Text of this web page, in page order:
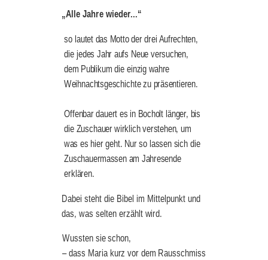
„Alle Jahre wieder...“
so lautet das Motto der drei Aufrechten,
die jedes Jahr aufs Neue versuchen,
dem Publikum die einzig wahre
Weihnachtsgeschichte zu präsentieren.
Offenbar dauert es in Bocholt länger, bis
die Zuschauer wirklich verstehen, um
was es hier geht. Nur so lassen sich die
Zuschauermassen am Jahresende
erklären.
Dabei steht die Bibel im Mittelpunkt und
das, was selten erzählt wird.
Wussten sie schon,
– dass Maria kurz vor dem Rausschmiss